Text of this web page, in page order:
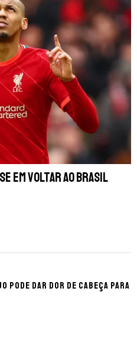
em voltar ao Brasil
pode dar dor de cabeça para